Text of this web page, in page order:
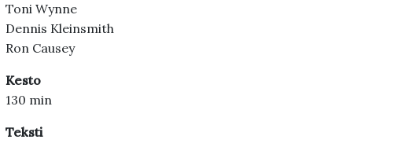
Toni Wynne
Dennis Kleinsmith
Ron Causey
Kesto
130 min
Teksti